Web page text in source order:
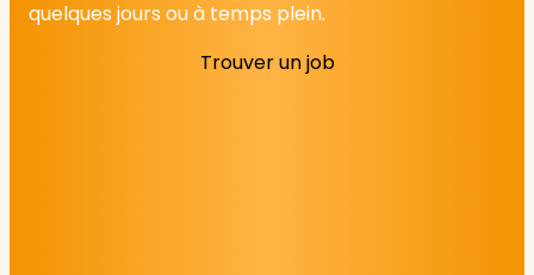
quelques jours ou à temps plein.
Trouver un job